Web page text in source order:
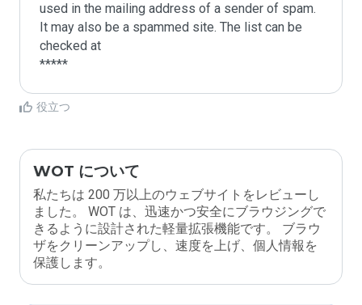
used in the mailing address of a sender of spam.
It may also be a spammed site. The list can be
checked at
役立つ
WOT について
私たちは 200 万以上のウェブサイトをレビューし
ました。 WOT は、迅速かつ安全にブラウジングで
きるように設計された軽量拡張機能です。 ブラウ
ザをクリーンアップし、速度を上げ、個人情報を
保護します。